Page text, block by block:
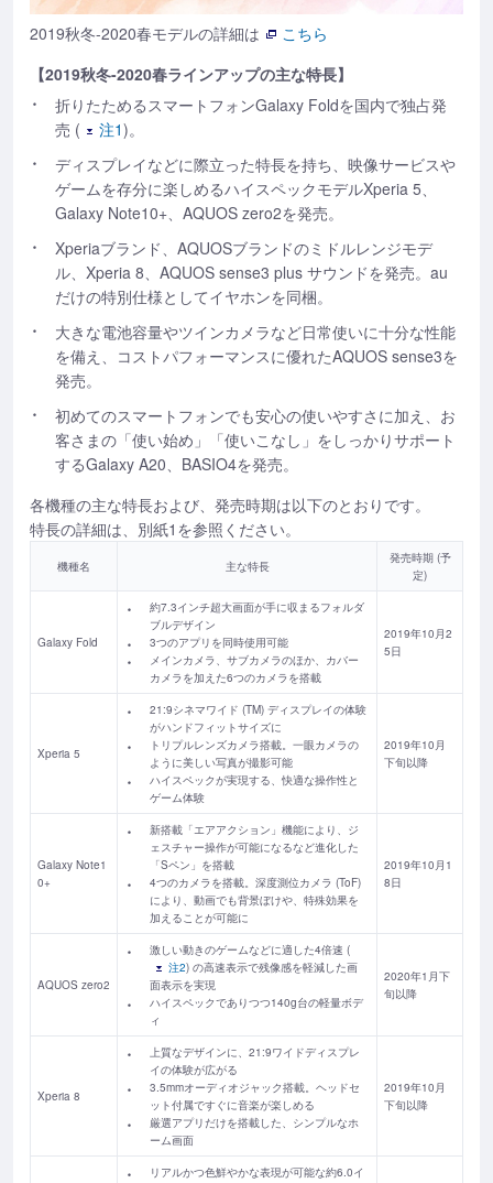
2019秋冬-2020春モデルの詳細は
こちら
【2019秋冬-2020春ラインアップの主な特長】
折りたためるスマートフォンGalaxy Foldを国内で独占発
売 (
注1)。
ディスプレイなどに際立った特長を持ち、映像サービスや
ゲームを存分に楽しめるハイスペックモデルXperia 5、
Galaxy Note10+、AQUOS zero2を発売。
Xperiaブランド、AQUOSブランドのミドルレンジモデ
ル、Xperia 8、AQUOS sense3 plus サウンドを発売。au
だけの特別仕様としてイヤホンを同梱。
大きな電池容量やツインカメラなど日常使いに十分な性能
を備え、コストパフォーマンスに優れたAQUOS sense3を
発売。
初めてのスマートフォンでも安心の使いやすさに加え、お
客さまの「使い始め」「使いこなし」をしっかりサポート
するGalaxy A20、BASIO4を発売。
各機種の主な特長および、発売時期は以下のとおりです。
特長の詳細は、別紙1を参照ください。
機種名 主な特長
発売時期 (予
定)
Galaxy Fold
約7.3インチ超大画面が手に収まるフォルダ
ブルデザイン
3つのアプリを同時使用可能
メインカメラ、サブカメラのほか、カバー
カメラを加えた6つのカメラを搭載
2019年10月2
5日
Xperia 5
21:9シネマワイド (TM) ディスプレイの体験
がハンドフィットサイズに
トリプルレンズカメラ搭載。一眼カメラの
ように美しい写真が撮影可能
ハイスペックが実現する、快適な操作性と
ゲーム体験
2019年10月
下旬以降
Galaxy Note1
0+
新搭載「エアアクション」機能により、ジ
ェスチャー操作が可能になるなど進化した
「Sペン」を搭載
4つのカメラを搭載。深度測位カメラ (ToF)
により、動画でも背景ぼけや、特殊効果を
加えることが可能に
2019年10月1
8日
AQUOS zero2
激しい動きのゲームなどに適した4倍速 (
注2) の高速表示で残像感を軽減した画
面表示を実現
ハイスペックでありつつ140g台の軽量ボデ
ィ
2020年1月下
旬以降
Xperia 8
上質なデザインに、21:9ワイドディスプレ
イの体験が広がる
3.5mmオーディオジャック搭載。ヘッドセ
ット付属ですぐに音楽が楽しめる
厳選アプリだけを搭載した、シンプルなホ
ーム画面
2019年10月
下旬以降
リアルかつ色鮮やかな表現が可能な約6.0イ